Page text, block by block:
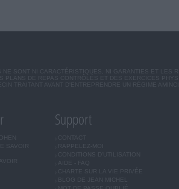
SONT NI CARACTÉRISTIQUES, NI GARANTIES ET LES
PLANS DE REPAS CONTRÔLÉS ET DES EXERCICES
TRAITANT AVANT D'ENTREPRENDRE UN RÉGIME
SAVOIR
Support
CONTACT
RAPPELEZ-MOI
CONDITIONS D'UTILISATION
AIDE - FAQ
CHARTE SUR LA VIE PRIVÉE
BLOG DE JEAN MICHEL